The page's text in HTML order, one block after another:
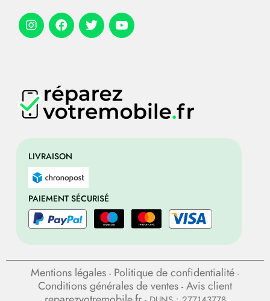
LIVRAISON
PAIEMENT SÉCURISÉ
Mentions légales - Politique de confidentialité -
Conditions générales de ventes - Avis client